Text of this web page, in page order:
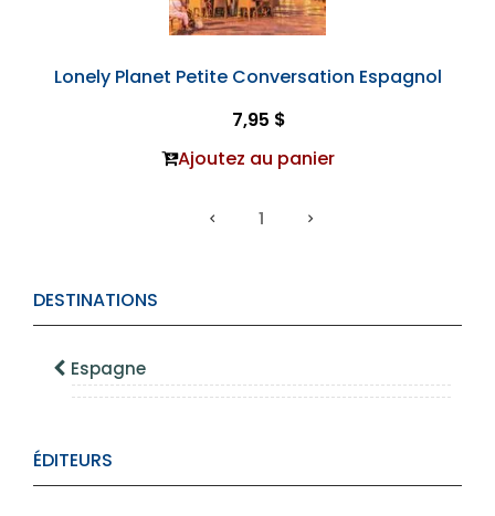
DESTINATIONS
Espagne
ÉDITEURS
Lonely Planet Petite Conversation Espagnol
7,95 $
Ajoutez au panier
1